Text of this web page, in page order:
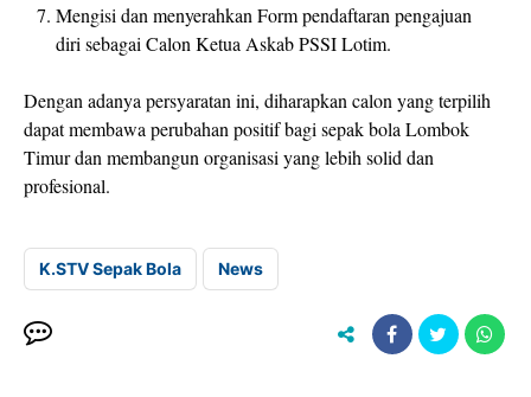
Mengisi dan menyerahkan Form pendaftaran pengajuan
diri sebagai Calon Ketua Askab PSSI Lotim.
Dengan adanya persyaratan ini, diharapkan calon yang terpilih
dapat membawa perubahan positif bagi sepak bola Lombok
Timur dan membangun organisasi yang lebih solid dan
profesional.
K.STV Sepak Bola News